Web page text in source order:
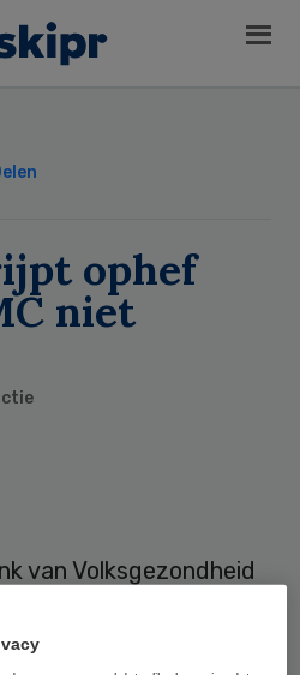
ophef
niet
van Volksgezondheid
gemaakt bij de